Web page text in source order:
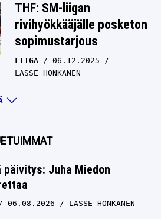
THF: SM-liigan
rivihyökkääjälle posketon
sopimustarjous
LIIGA
06.12.2025
LASSE HONKANEN
UC: Kärpät teki sen taas
LIIGA
04.12.2025
UC: Entiseltä
kysyttiin HIFK:n uudesta
päivitys: Juha Miedon
06.08.2026 LASSE HONKANEN